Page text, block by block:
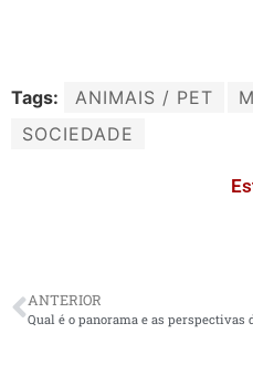
Tags: ANIMAIS / PET
SOCIEDADE
ANTERIOR
Qual é o panorama e as perspectivas